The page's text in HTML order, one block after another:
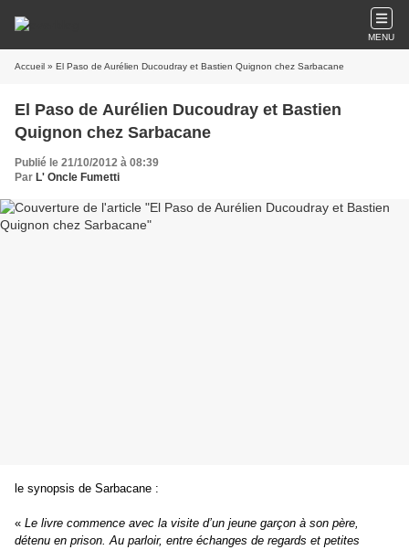
MENU
Accueil » El Paso de Aurélien Ducoudray et Bastien Quignon chez Sarbacane
El Paso de Aurélien Ducoudray et Bastien
Quignon chez Sarbacane
Publié le 21/10/2012 à 08:39
Par L' Oncle Fumetti
le synopsis de Sarbacane :
« Le livre commence avec la visite d’un jeune garçon à son père,
détenu en prison. Au parloir, entre échanges de regards et petites